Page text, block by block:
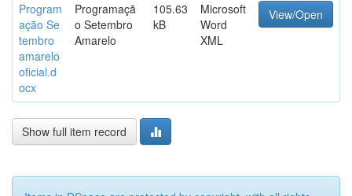
Program
ação Se
tembro
amarelo
oficial.d
ocx
Programaçã
o Setembro
Amarelo
105.63
kB
Microsoft
Word
XML
View/Open
Show full item record